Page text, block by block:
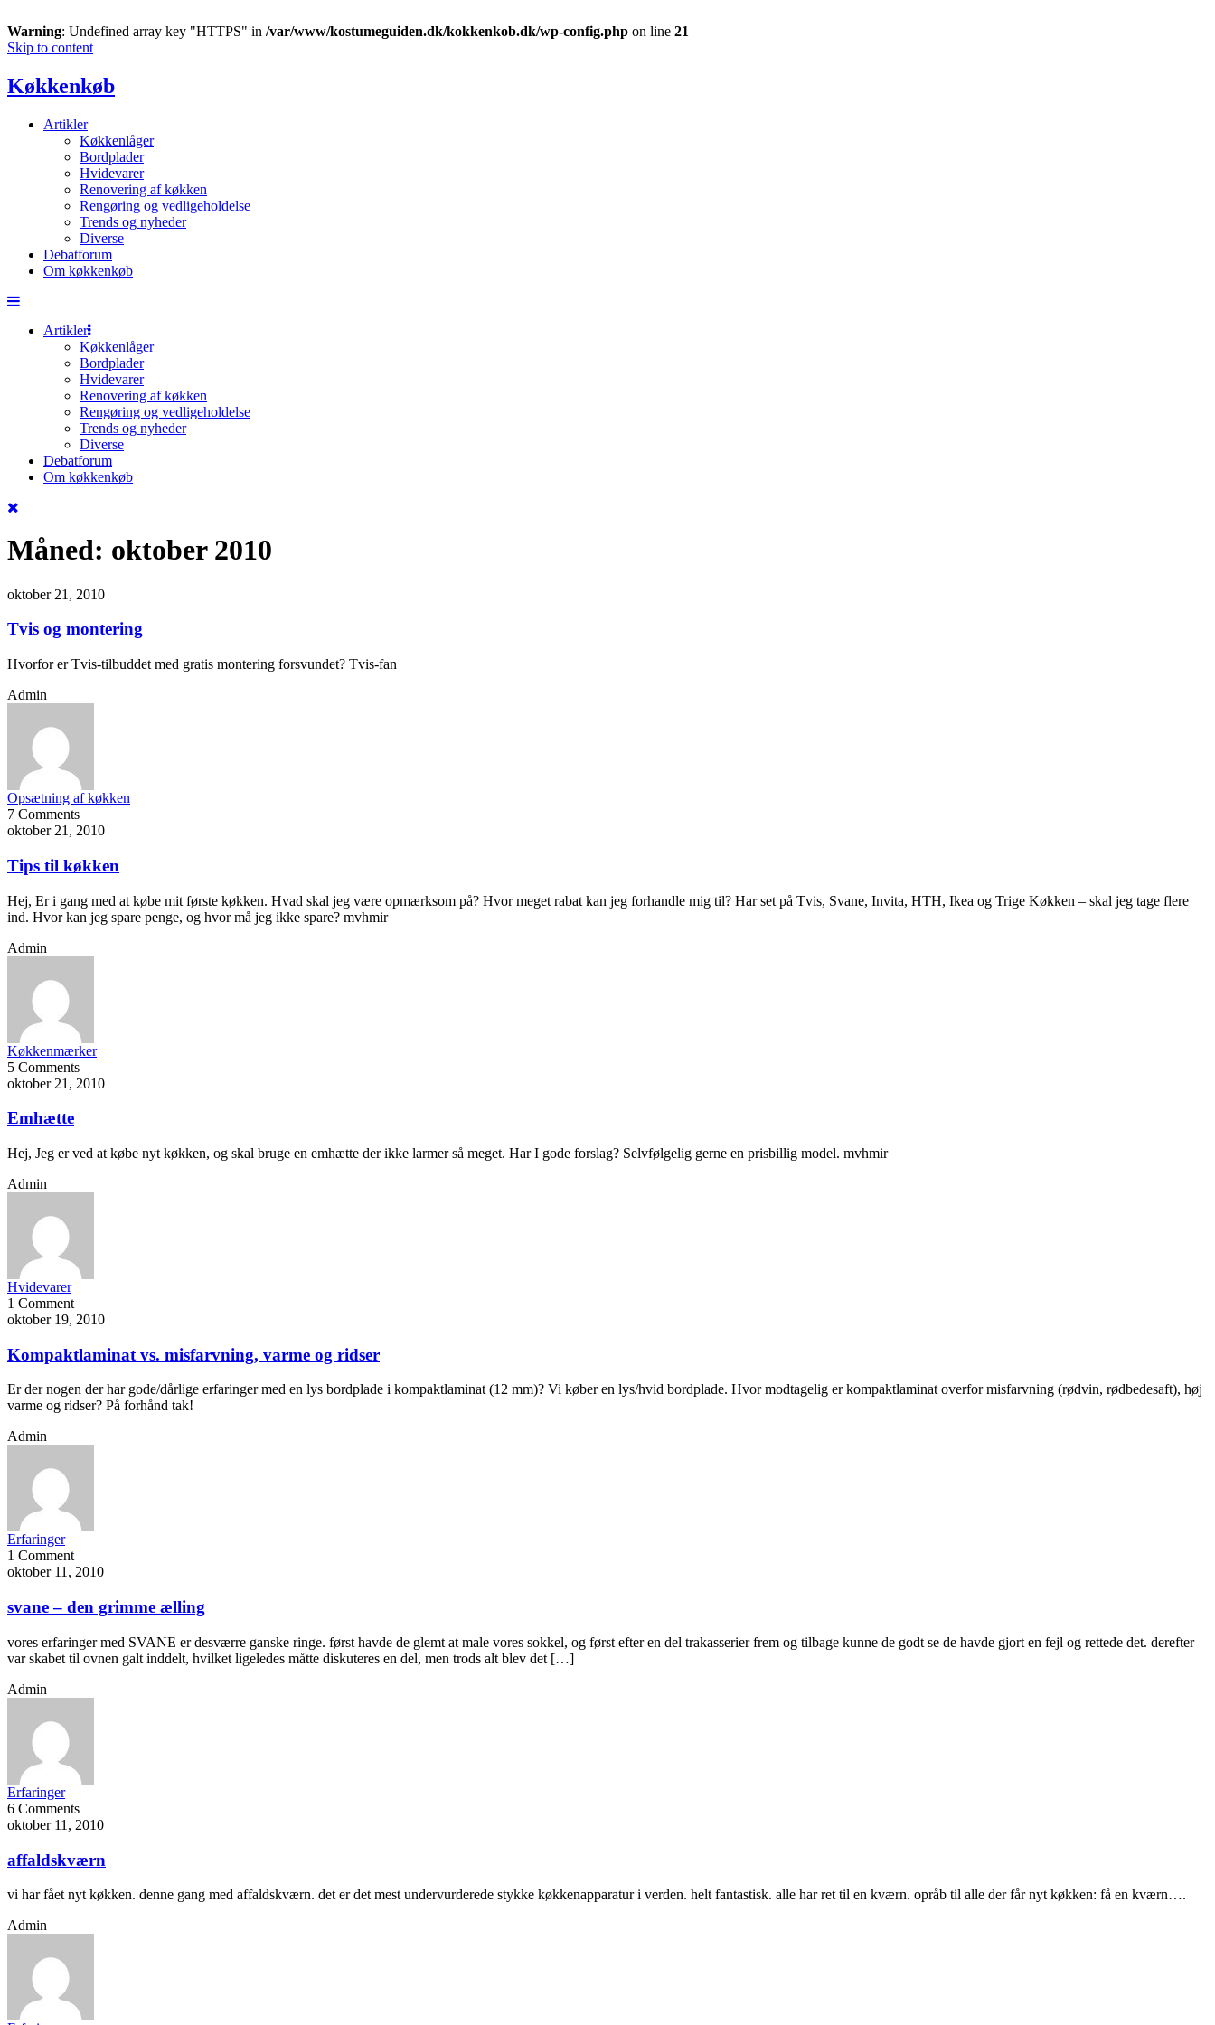
Warning: Undefined array key "HTTPS" in /var/www/kostumeguiden.dk/kokkenkob.dk/wp-config.php on line 21
Skip to content
Køkkenkøb
Artikler
Køkkenlåger
Bordplader
Hvidevarer
Renovering af køkken
Rengøring og vedligeholdelse
Trends og nyheder
Diverse
Debatforum
Om køkkenkøb
Artikler
Køkkenlåger
Bordplader
Hvidevarer
Renovering af køkken
Rengøring og vedligeholdelse
Trends og nyheder
Diverse
Debatforum
Om køkkenkøb
Måned: oktober 2010
oktober 21, 2010
Tvis og montering
Hvorfor er Tvis-tilbuddet med gratis montering forsvundet? Tvis-fan
Admin
Opsætning af køkken
7 Comments
oktober 21, 2010
Tips til køkken
Hej, Er i gang med at købe mit første køkken. Hvad skal jeg være opmærksom på? Hvor meget rabat kan jeg forhandle mig til? Har set på Tvis, Svane, Invita, HTH, Ikea og Trige Køkken – skal jeg tage flere
ind. Hvor kan jeg spare penge, og hvor må jeg ikke spare? mvhmir
Admin
Køkkenmærker
5 Comments
oktober 21, 2010
Emhætte
Hej, Jeg er ved at købe nyt køkken, og skal bruge en emhætte der ikke larmer så meget. Har I gode forslag? Selvfølgelig gerne en prisbillig model. mvhmir
Admin
Hvidevarer
1 Comment
oktober 19, 2010
Kompaktlaminat vs. misfarvning, varme og ridser
Er der nogen der har gode/dårlige erfaringer med en lys bordplade i kompaktlaminat (12 mm)? Vi køber en lys/hvid bordplade. Hvor modtagelig er kompaktlaminat overfor misfarvning (rødvin, rødbedesaft), høj
varme og ridser? På forhånd tak!
Admin
Erfaringer
1 Comment
oktober 11, 2010
svane – den grimme ælling
vores erfaringer med SVANE er desværre ganske ringe. først havde de glemt at male vores sokkel, og først efter en del trakasserier frem og tilbage kunne de godt se de havde gjort en fejl og rettede det. derefter
var skabet til ovnen galt inddelt, hvilket ligeledes måtte diskuteres en del, men trods alt blev det […]
Admin
Erfaringer
6 Comments
oktober 11, 2010
affaldskværn
vi har fået nyt køkken. denne gang med affaldskværn. det er det mest undervurderede stykke køkkenapparatur i verden. helt fantastisk. alle har ret til en kværn. opråb til alle der får nyt køkken: få en kværn….
Admin